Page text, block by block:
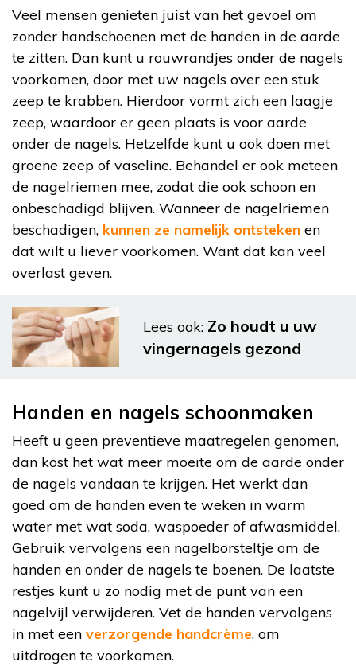
Veel mensen genieten juist van het gevoel om
zonder handschoenen met de handen in de aarde
te zitten. Dan kunt u rouwrandjes onder de nagels
voorkomen, door met uw nagels over een stuk
zeep te krabben. Hierdoor vormt zich een laagje
zeep, waardoor er geen plaats is voor aarde
onder de nagels. Hetzelfde kunt u ook doen met
groene zeep of vaseline. Behandel er ook meteen
de nagelriemen mee, zodat die ook schoon en
onbeschadigd blijven. Wanneer de nagelriemen
beschadigen, kunnen ze namelijk ontsteken en
dat wilt u liever voorkomen. Want dat kan veel
overlast geven.
Lees ook: Zo houdt u uw
vingernagels gezond
Handen en nagels schoonmaken
Heeft u geen preventieve maatregelen genomen,
dan kost het wat meer moeite om de aarde onder
de nagels vandaan te krijgen. Het werkt dan
goed om de handen even te weken in warm
water met wat soda, waspoeder of afwasmiddel.
Gebruik vervolgens een nagelborsteltje om de
handen en onder de nagels te boenen. De laatste
restjes kunt u zo nodig met de punt van een
nagelvijl verwijderen. Vet de handen vervolgens
in met een verzorgende handcrème, om
uitdrogen te voorkomen.